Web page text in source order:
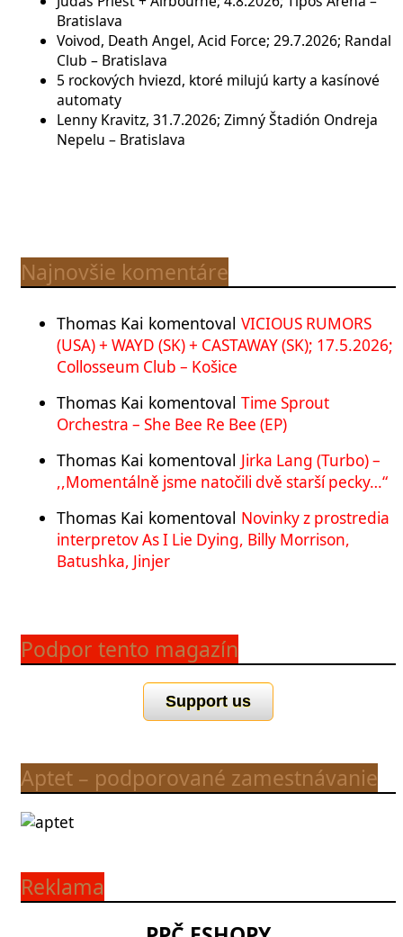
Bratislava
Voivod, Death Angel, Acid Force; 29.7.2026; Randal
Club – Bratislava
5 rockových hviezd, ktoré milujú karty a kasínové
automaty
Lenny Kravitz, 31.7.2026; Zimný Štadión Ondreja
Nepelu – Bratislava
Najnovšie komentáre
Thomas Kai komentoval VICIOUS RUMORS
(USA) + WAYD (SK) + CASTAWAY (SK); 17.5.2026;
Collosseum Club – Košice
Thomas Kai komentoval Time Sprout
Orchestra – She Bee Re Bee (EP)
Thomas Kai komentoval Jirka Lang (Turbo) –
,,Momentálně jsme natočili dvě starší pecky…“
Thomas Kai komentoval Novinky z prostredia
interpretov As I Lie Dying, Billy Morrison,
Batushka, Jinjer
Podpor tento magazín
Support us
Aptet – podporované zamestnávanie
Reklama